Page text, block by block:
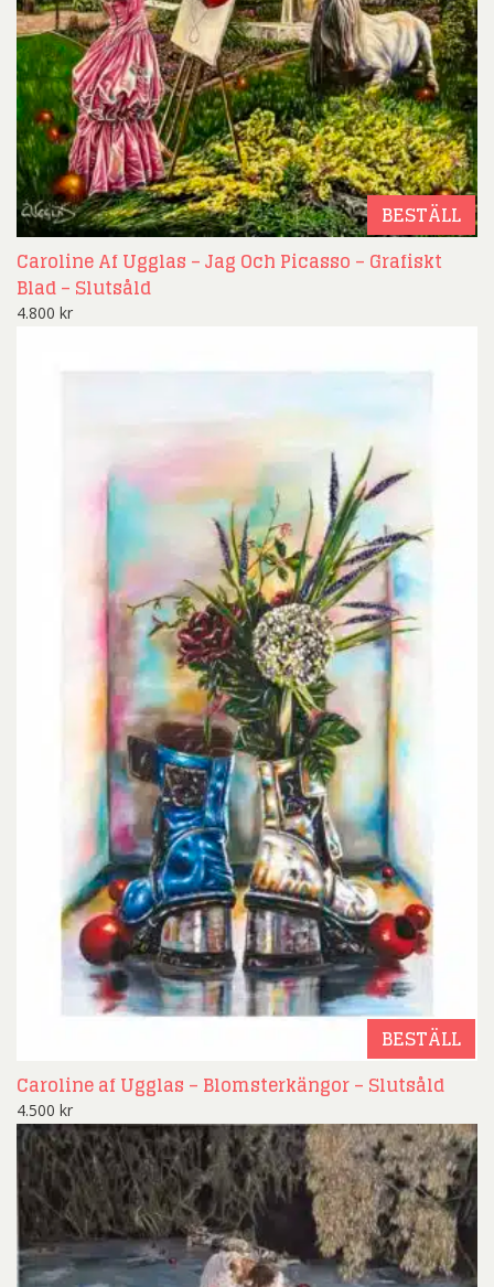
BESTÄLL
Caroline Af Ugglas – Jag Och Picasso – Grafiskt
Blad – Slutsåld
4.800 kr
BESTÄLL
Caroline af Ugglas – Blomsterkängor – Slutsåld
4.500 kr